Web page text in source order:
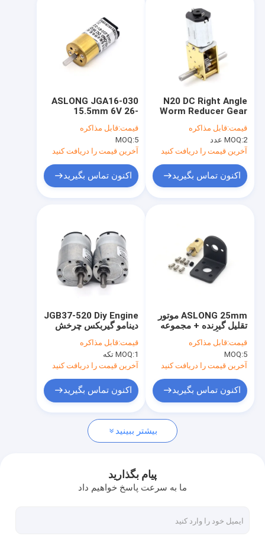
درباره ما
تور کارخانه
با ما تماس بگیرید
موتور گیربکس های 12 میلی متری مایکرو DC
موتورهای کوچک 37 میلی متری DC
ASLONG JGA16-030
15.5mm 6V 26-
شده کاهش موتور مینی
موتور گیر کوچک فلزی با
گیر موتور dc
قیمت:قابل مذاکره
MOQ:5
آخرین قیمت را دریافت کنید
اکنون تماس بگیرید
N20 DC Right Angle
Worm Reducer Gear
کرم کاهش دهنده فلز کرم
موتور گیر
قیمت:قابل مذاکره
MOQ:2 عدد
آخرین قیمت را دریافت کنید
اکنون تماس بگیرید
JGB37-520 Diy Engine
دینامو گیربکس چرخش
Dc ولتاژ موتور Dc 6V
قیمت:قابل مذاکره
MOQ:1 تکه
آخرین قیمت را دریافت کنید
اکنون تماس بگیرید
ASLONG 25mm موتور
تقلیل گیرنده + مجموعه
تقلیل گیرنده صندلی
قیمت:قابل مذاکره
MOQ:5
آخرین قیمت را دریافت کنید
اکنون تماس بگیرید
بیشتر ببینید
پیام بگذارید
ما به سرعت پاسخ خواهیم داد